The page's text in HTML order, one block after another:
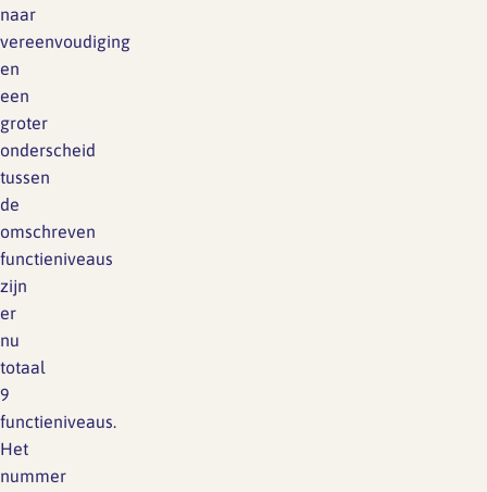
naar
vereenvoudiging
en
een
groter
onderscheid
tussen
de
omschreven
functieniveaus
zijn
er
nu
totaal
9
functieniveaus.
Het
nummer